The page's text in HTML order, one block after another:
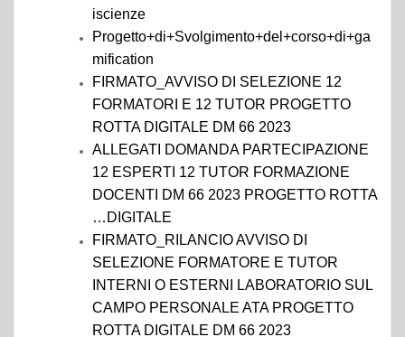
iscienze
Progetto+di+Svolgimento+del+corso+di+ga
mification
FIRMATO_AVVISO DI SELEZIONE 12
FORMATORI E 12 TUTOR PROGETTO
ROTTA DIGITALE DM 66 2023
ALLEGATI DOMANDA PARTECIPAZIONE
12 ESPERTI 12 TUTOR FORMAZIONE
DOCENTI DM 66 2023 PROGETTO ROTTA
…DIGITALE
FIRMATO_RILANCIO AVVISO DI
SELEZIONE FORMATORE E TUTOR
INTERNI O ESTERNI LABORATORIO SUL
CAMPO PERSONALE ATA PROGETTO
ROTTA DIGITALE DM 66 2023